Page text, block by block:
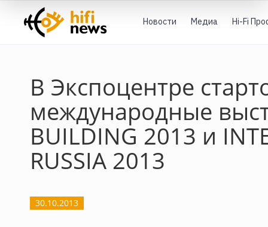
Новости Медиа Hi-Fi
В Экспоцентре
международные
BUILDING 2013 и
RUSSIA 2013
30.10.2013